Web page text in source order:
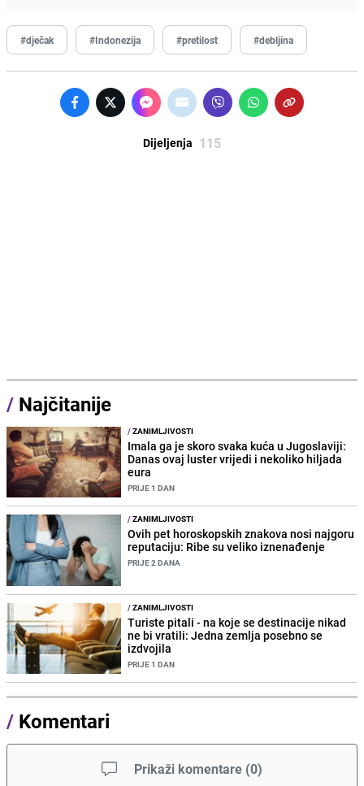
#dječak #Indonezija #pretilost #debljina
Dijeljenja 115
/ Najčitanije
/ZANIMLJIVOSTI
Imala ga je skoro svaka kuća u Jugoslaviji:
Danas ovaj luster vrijedi i nekoliko hiljada
eura
PRIJE 1 DAN
/ZANIMLJIVOSTI
Ovih pet horoskopskih znakova nosi najgoru
reputaciju: Ribe su veliko iznenađenje
PRIJE 2 DANA
/ZANIMLJIVOSTI
Turiste pitali - na koje se destinacije nikad
ne bi vratili: Jedna zemlja posebno se
izdvojila
PRIJE 1 DAN
/ Komentari
Prikaži komentare (0)